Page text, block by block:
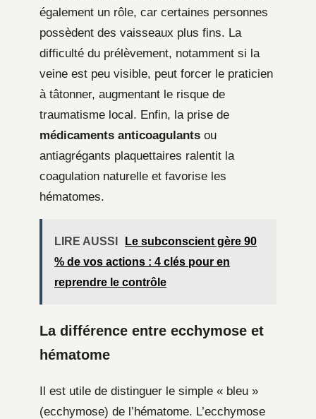
également un rôle, car certaines personnes
possèdent des vaisseaux plus fins. La
difficulté du prélèvement, notamment si la
veine est peu visible, peut forcer le praticien
à tâtonner, augmentant le risque de
traumatisme local. Enfin, la prise de
médicaments anticoagulants ou
antiagrégants plaquettaires ralentit la
coagulation naturelle et favorise les
hématomes.
LIRE AUSSI
Le subconscient gère 90
% de vos actions : 4 clés pour en
reprendre le contrôle
La différence entre ecchymose et
hématome
Il est utile de distinguer le simple « bleu »
(ecchymose) de l’hématome. L’ecchymose